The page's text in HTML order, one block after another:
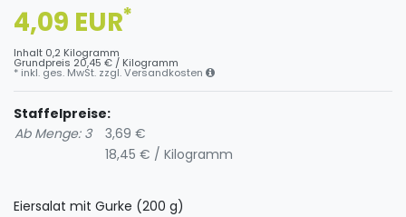
4,09 EUR*
Inhalt 0,2 Kilogramm
Grundpreis 20,45 € / Kilogramm
* inkl. ges. MwSt. zzgl.Versandkosten
Staffelpreise:
Ab Menge: 3
3,69 €
18,45 € / Kilogramm
Eiersalat mit Gurke (200 g)